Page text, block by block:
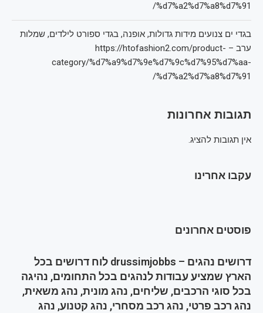
%d7%a2%d7%a8%d7%91/
בגדי ים צנועים מידות גדולות, אופנה, בגדי ספורט לילדים, שמלות
ערב – https://htofashion2.com/product-
category/%d7%a9%d7%9e%d7%9c%d7%95%d7%aa-
%d7%a2%d7%a8%d7%91/
תגובות אחרונות
אין תגובות להציג.
עקבו אחרינו
פוסטים אחרונים
דרושים נהגים – drussimjobbs לוח דרושים בכל
הארץ שמציע עבודות לנהגים בכל התחומים, נהיגה
בכל סוגי הרכבים, שליחים, נהג מונית, נהג משאית,
נהג רכב פרטי, נהג רכב מסחרי, נהג קטנוע, נהג